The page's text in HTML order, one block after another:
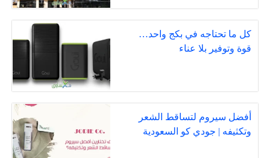
كل ما تحتاجه في بكج واحد…
قوة وتوفير بلا عناء
أفضل سيروم لتساقط الشعر
وتكثيفه | جودي كو السعودية